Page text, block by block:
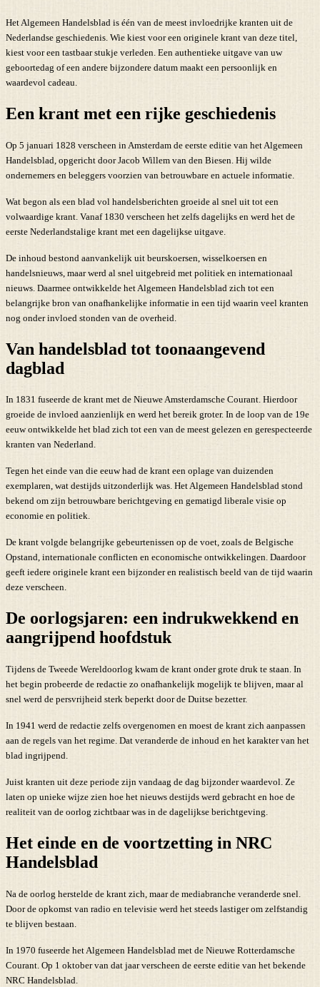
Het Algemeen Handelsblad is één van de meest invloedrijke kranten uit de
Nederlandse geschiedenis. Wie kiest voor een originele krant van deze titel,
kiest voor een tastbaar stukje verleden. Een authentieke uitgave van uw
geboortedag of een andere bijzondere datum maakt een persoonlijk en
waardevol cadeau.
Een krant met een rijke geschiedenis
Op 5 januari 1828 verscheen in Amsterdam de eerste editie van het Algemeen
Handelsblad, opgericht door Jacob Willem van den Biesen. Hij wilde
ondernemers en beleggers voorzien van betrouwbare en actuele informatie.
Wat begon als een blad vol handelsberichten groeide al snel uit tot een
volwaardige krant. Vanaf 1830 verscheen het zelfs dagelijks en werd het de
eerste Nederlandstalige krant met een dagelijkse uitgave.
De inhoud bestond aanvankelijk uit beurskoersen, wisselkoersen en
handelsnieuws, maar werd al snel uitgebreid met politiek en internationaal
nieuws. Daarmee ontwikkelde het Algemeen Handelsblad zich tot een
belangrijke bron van onafhankelijke informatie in een tijd waarin veel kranten
nog onder invloed stonden van de overheid.
Van handelsblad tot toonaangevend
dagblad
In 1831 fuseerde de krant met de Nieuwe Amsterdamsche Courant. Hierdoor
groeide de invloed aanzienlijk en werd het bereik groter. In de loop van de 19e
eeuw ontwikkelde het blad zich tot een van de meest gelezen en gerespecteerde
kranten van Nederland.
Tegen het einde van die eeuw had de krant een oplage van duizenden
exemplaren, wat destijds uitzonderlijk was. Het Algemeen Handelsblad stond
bekend om zijn betrouwbare berichtgeving en gematigd liberale visie op
economie en politiek.
De krant volgde belangrijke gebeurtenissen op de voet, zoals de Belgische
Opstand, internationale conflicten en economische ontwikkelingen. Daardoor
geeft iedere originele krant een bijzonder en realistisch beeld van de tijd waarin
deze verscheen.
De oorlogsjaren: een indrukwekkend en
aangrijpend hoofdstuk
Tijdens de Tweede Wereldoorlog kwam de krant onder grote druk te staan. In
het begin probeerde de redactie zo onafhankelijk mogelijk te blijven, maar al
snel werd de persvrijheid sterk beperkt door de Duitse bezetter.
In 1941 werd de redactie zelfs overgenomen en moest de krant zich aanpassen
aan de regels van het regime. Dat veranderde de inhoud en het karakter van het
blad ingrijpend.
Juist kranten uit deze periode zijn vandaag de dag bijzonder waardevol. Ze
laten op unieke wijze zien hoe het nieuws destijds werd gebracht en hoe de
realiteit van de oorlog zichtbaar was in de dagelijkse berichtgeving.
Het einde en de voortzetting in NRC
Handelsblad
Na de oorlog herstelde de krant zich, maar de mediabranche veranderde snel.
Door de opkomst van radio en televisie werd het steeds lastiger om zelfstandig
te blijven bestaan.
In 1970 fuseerde het Algemeen Handelsblad met de Nieuwe Rotterdamsche
Courant. Op 1 oktober van dat jaar verscheen de eerste editie van het bekende
NRC Handelsblad.